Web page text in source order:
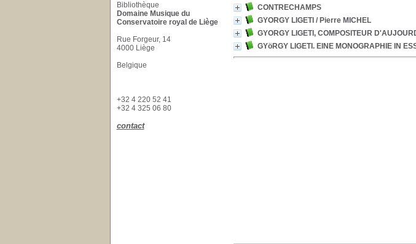
CONTRECHAMPS
GYORGY LIGETI / Pierre MICHEL
GYORGY LIGETI, COMPOSITEUR
GYöRGY LIGETI. EINE MONOGRAPHIE IN
Bibliothèque
Domaine Musique du
Conservatoire royal de Liège
Rue Forgeur, 14
4000 Liège
Belgique
+32 4 220 52 41
+32 4 325 06 80
contact